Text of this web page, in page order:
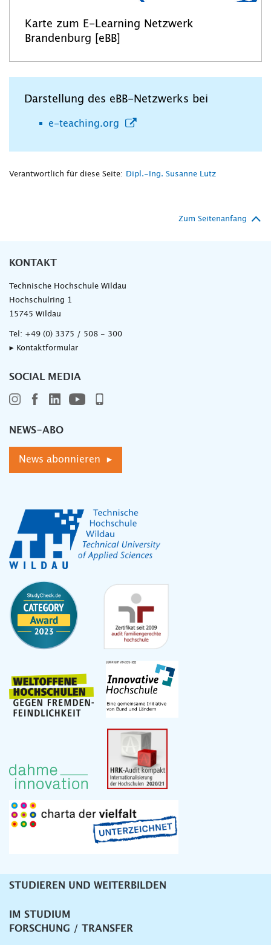
Karte zum E-Learning Netzwerk
Brandenburg [eBB]
Darstellung des eBB-Netzwerks bei
e-teaching.org
Verantwortlich für diese Seite: Dipl.-Ing. Susanne Lutz
Zum Seitenanfang
KONTAKT
Technische Hochschule Wildau
Hochschulring 1
15745 Wildau
Tel: +49 (0) 3375 / 508 - 300
▸ Kontaktformular
SOCIAL MEDIA
NEWS-ABO
News abonnieren ▸
Unternavigation
STUDIEREN UND WEITERBILDEN
IM STUDIUM
FORSCHUNG / TRANSFER